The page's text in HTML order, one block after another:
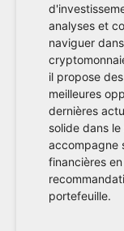
analyses et
naviguer
il propose
meilleures
dernières
solide dans
accompagne
financières
portefeuille.